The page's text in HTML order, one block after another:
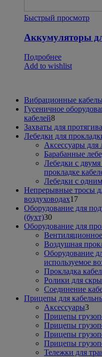
Быстрый просмотр
Аккумуляторы
Подробнее
Add to wishlist
Вибрационные
Гусеничное
кабелей88
товаров
Захваты для
Лебедки для
Аксессуары для
Барабанные
Лебедки с
прокладке
Лебедки с
Непрерывные тросы
воздуховодах1717
Оборудование для
(бухт)3030
товаров
Оборудование для
Воздушная
Оборудование
используемое
Прокладка
Ролики для
Соединение
Прицепы для
Аксессуары33
Прицепы
Прицепы
Прицепы
Прицепы
Тележки для